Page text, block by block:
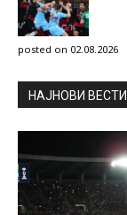
posted on 02.08.2026
НAЈНОВИ ВЕСТИ